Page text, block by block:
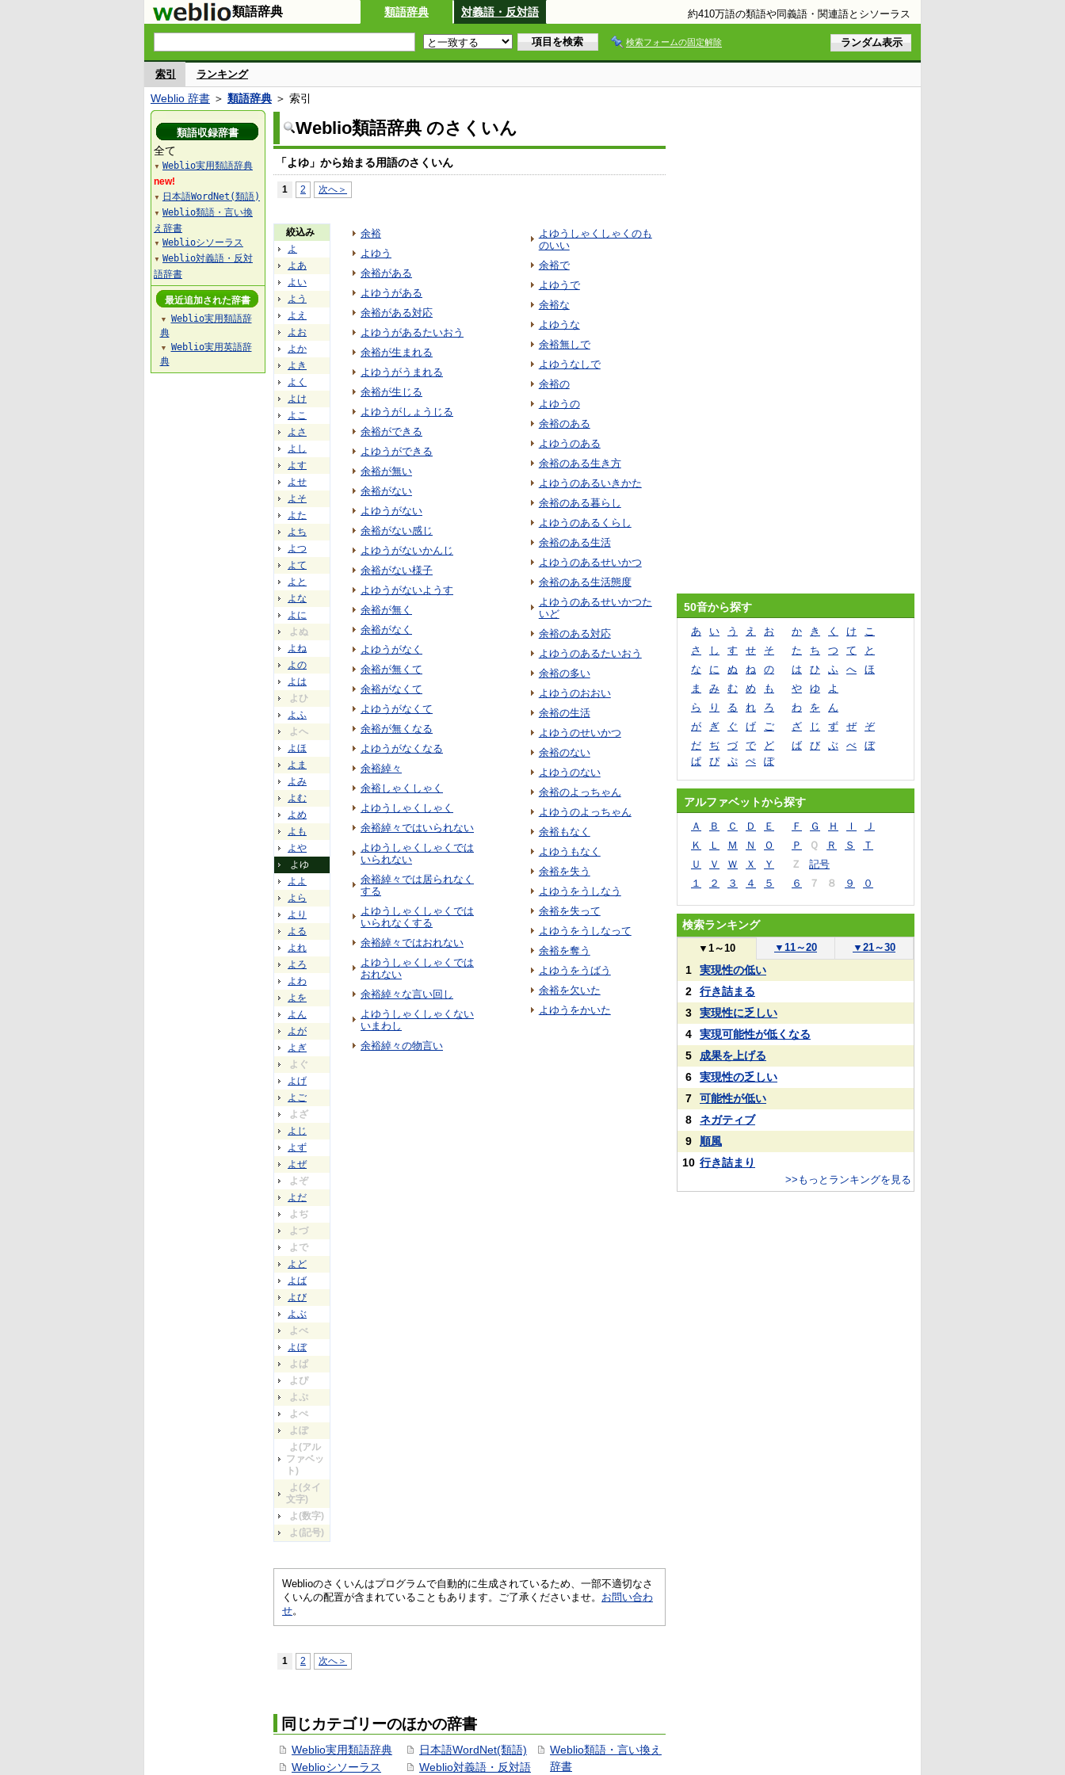
類語辞典 類語辞典 対義語・反対語 約410万語の類語や同義語・関連語とシソーラス
検索フォームの固定解除
索引 ランキング
Weblio 辞書 ＞ 類語辞典 ＞ 索引
Weblio類語辞典 のさくいん
「よゆ」から始まる用語のさくいん
1 2 次へ＞
絞込み
よ
よあ
よい
よう
よえ
よお
よか
よき
よく
よけ
よこ
よさ
よし
よす
よせ
よそ
よた
よち
よつ
よて
よと
よな
よに
よぬ
よね
よの
よは
よひ
よふ
よへ
よほ
よま
よみ
よむ
よめ
よも
よや
よゆ
よよ
よら
より
よる
よれ
よろ
よわ
よを
よん
よが
よぎ
よぐ
よげ
よご
よざ
よじ
よず
よぜ
よぞ
よだ
よぢ
よづ
よで
よど
よば
よび
よぶ
よべ
よぼ
よぱ
よぴ
よぷ
よぺ
よぽ
よ(アル
ファベッ
ト)
よ(タイ
文字)
よ(数字)
よ(記号)
余裕
よゆう
余裕がある
よゆうがある
余裕がある対応
よゆうがあるたいおう
余裕が生まれる
よゆうがうまれる
余裕が生じる
よゆうがしょうじる
余裕ができる
よゆうができる
余裕が無い
余裕がない
よゆうがない
余裕がない感じ
よゆうがないかんじ
余裕がない様子
よゆうがないようす
余裕が無く
余裕がなく
よゆうがなく
余裕が無くて
余裕がなくて
よゆうがなくて
余裕が無くなる
よゆうがなくなる
余裕綽々
余裕しゃくしゃく
よゆうしゃくしゃく
余裕綽々ではいられない
よゆうしゃくしゃくでは
いられない
余裕綽々では居られなく
する
よゆうしゃくしゃくでは
いられなくする
余裕綽々ではおれない
よゆうしゃくしゃくでは
おれない
余裕綽々な言い回し
よゆうしゃくしゃくない
いまわし
余裕綽々の物言い
よゆうしゃくしゃくのも
のいい
余裕で
よゆうで
余裕な
よゆうな
余裕無しで
よゆうなしで
余裕の
よゆうの
余裕のある
よゆうのある
余裕のある生き方
よゆうのあるいきかた
余裕のある暮らし
よゆうのあるくらし
余裕のある生活
よゆうのあるせいかつ
余裕のある生活態度
よゆうのあるせいかつた
いど
余裕のある対応
よゆうのあるたいおう
余裕の多い
よゆうのおおい
余裕の生活
よゆうのせいかつ
余裕のない
よゆうのない
余裕のよっちゃん
よゆうのよっちゃん
余裕もなく
よゆうもなく
余裕を失う
よゆうをうしなう
余裕を失って
よゆうをうしなって
余裕を奪う
よゆうをうばう
余裕を欠いた
よゆうをかいた
Weblioのさくいんはプログラムで自動的に生成されているため、一部不適切なさ
くいんの配置が含まれていることもあります。ご了承くださいませ。 お問い合わ
せ。
1 2 次へ＞
同じカテゴリーのほかの辞書
Weblio実用類語辞典
Weblioシソーラス
日本語WordNet(類語)
Weblio対義語・反対語
Weblio類語・言い換え
辞書
類語収録辞書
全て
▼ Weblio実用類語辞典
new!
▼ 日本語WordNet(類語)
▼ Weblio類語・言い換
え辞書
▼ Weblioシソーラス
▼ Weblio対義語・反対
語辞書
最近追加された辞書
▼
Weblio実用類語辞
典
▼
Weblio実用英語辞
典
50音から探す
あ い う え お か き く け
こ
さ
し す せ そ た ち つ て
と
な
に ぬ ね の は ひ ふ へ
ほ
ま
み む め も や ゆ
よ
ら
り る れ ろ わ を
ん
が
ぎ ぐ げ ご ざ じ ず ぜ
ぞ
だ
ぢ づ で ど ば び ぶ べ
ぼ
ぱ
ぴ ぷ ぺ ぽ
アルファベットから探す
Ａ Ｂ Ｃ Ｄ Ｅ Ｆ Ｇ Ｈ Ｉ
Ｊ
Ｋ
Ｌ Ｍ Ｎ Ｏ Ｐ Ｑ Ｒ Ｓ
Ｔ
Ｕ
Ｖ Ｗ Ｘ Ｙ Ｚ
記号
１
２ ３ ４ ５ ６ ７ ８ ９ ０
検索ランキング
▼ 1～10 ▼ 11～20 ▼ 21～30
1
実現性の低い
2
行き詰まる
3
実現性に乏しい
4
実現可能性が低くなる
5
成果を上げる
6
実現性の乏しい
7
可能性が低い
8
ネガティブ
9
順風
10 行き詰まり
>>もっとランキングを見る